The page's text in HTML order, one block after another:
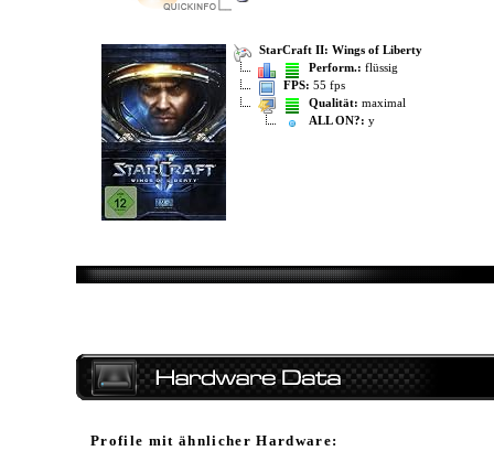
StarCraft II: Wings of Liberty
Perform.: flüssig
FPS: 55 fps
Qualität: maximal
ALL ON?: y
Profile mit ähnlicher Hardware: